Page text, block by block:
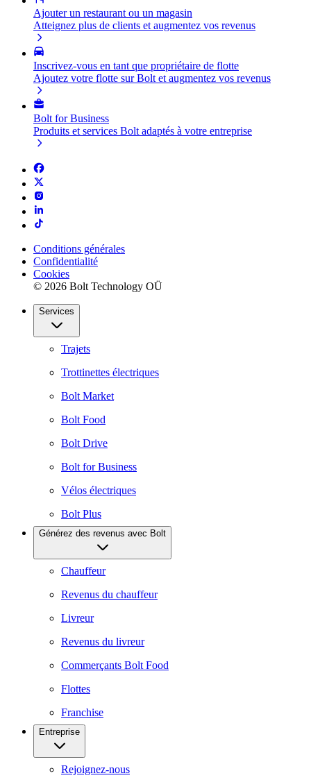
Ajouter un restaurant ou un magasin
Atteignez plus de clients et augmentez vos revenus
Inscrivez-vous en tant que propriétaire de flotte
Ajoutez votre flotte sur Bolt et augmentez vos revenus
Bolt for Business
Produits et services Bolt adaptés à votre entreprise
Conditions générales
Confidentialité
Cookies
© 2026 Bolt Technology OÜ
Services
Trajets
Trottinettes électriques
Bolt Market
Bolt Food
Bolt Drive
Bolt for Business
Vélos électriques
Bolt Plus
Générez des revenus avec Bolt
Chauffeur
Revenus du chauffeur
Livreur
Revenus du livreur
Commerçants Bolt Food
Flottes
Franchise
Entreprise
Rejoignez-nous